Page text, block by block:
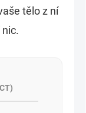
tělo z ní